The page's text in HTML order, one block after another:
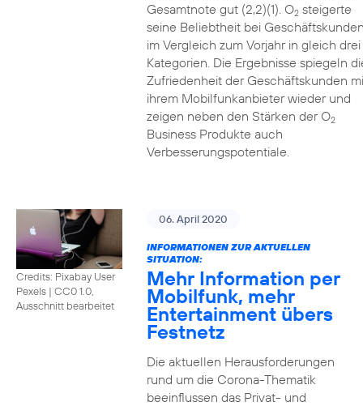
Gesamtnote gut (2,2)(1). O2steigerte
seine Beliebtheit bei
im Vergleich zum Vorjahr in gleich drei
Kategorien. Die Ergebnisse spiegeln
Zufriedenheit der Geschäftskunden
ihrem Mobilfunkanbieter wieder und
zeigen neben den Stärken der O2
Business Produkte auch
Verbesserungspotentiale.
Credits: Pixabay User
Pexels | CC0 1.0,
Ausschnitt bearbeitet
06. April 2020
INFORMATIONEN ZUR AKTUELLEN
SITUATION:
Mehr Information per
Mobilfunk, mehr
Entertainment übers
Festnetz
Die aktuellen Herausforderungen
rund um die Corona-Thematik
beeinflussen das Privat- und